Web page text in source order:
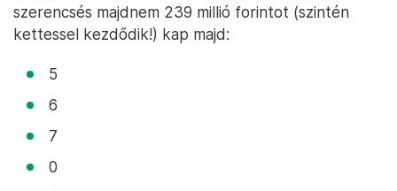
szerencsés majdnem 239 millió forintot (szintén
kettessel kezdődik!) kap majd:
5
6
7
0